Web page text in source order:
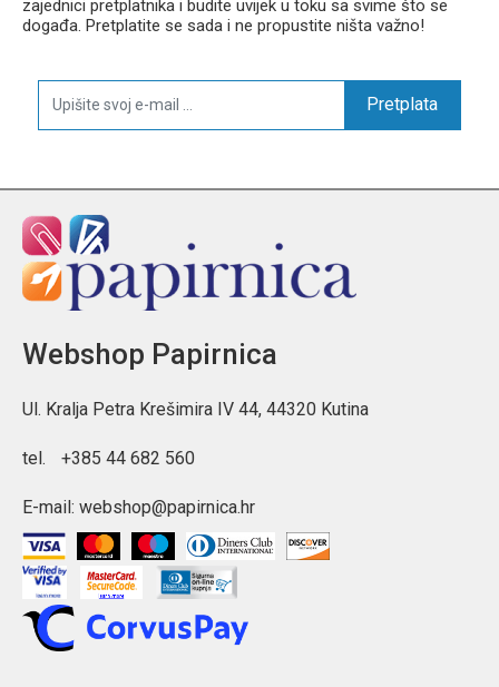
zajednici pretplatnika i budite uvijek u toku sa svime što se
događa. Pretplatite se sada i ne propustite ništa važno!
Pretplata
Webshop Papirnica
Ul. Kralja Petra Krešimira IV 44, 44320 Kutina
tel. +385 44 682 560
E-mail: webshop@papirnica.hr